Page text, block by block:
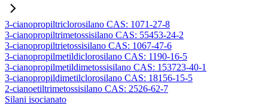
3-cianopropiltriclorosilano CAS: 1071-27-8
3-cianopropiltrimetossisilano CAS: 55453-24-2
3-cianopropiltrietossisilano CAS: 1067-47-6
3-cianopropilmetildiclorosilano CAS: 1190-16-5
3-cianopropilmetildimetossisilano CAS: 153723-40-1
3-cianopropildimetilclorosilano CAS: 18156-15-5
2-cianoetiltrimetossisilano CAS: 2526-62-7
Silani isocianato